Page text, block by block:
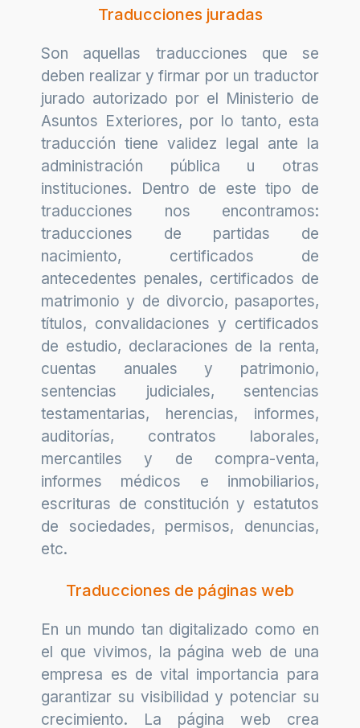
Traducciones juradas
Son aquellas traducciones que se
deben realizar y firmar por un traductor
jurado autorizado por el Ministerio de
Asuntos Exteriores, por lo tanto, esta
traducción tiene validez legal ante la
administración pública u otras
instituciones. Dentro de este tipo de
traducciones nos encontramos:
traducciones de partidas de
nacimiento, certificados de
antecedentes penales, certificados de
matrimonio y de divorcio, pasaportes,
títulos, convalidaciones y certificados
de estudio, declaraciones de la renta,
cuentas anuales y patrimonio,
sentencias judiciales, sentencias
testamentarias, herencias, informes,
auditorías, contratos laborales,
mercantiles y de compra-venta,
informes médicos e inmobiliarios,
escrituras de constitución y estatutos
de sociedades, permisos, denuncias,
etc.
Traducciones de páginas web
En un mundo tan digitalizado como en
el que vivimos, la página web de una
empresa es de vital importancia para
garantizar su visibilidad y potenciar su
crecimiento. La página web crea